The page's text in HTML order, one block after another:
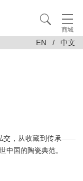
商城
EN / 中文
交，从收藏到传承——
中国的陶瓷典范。